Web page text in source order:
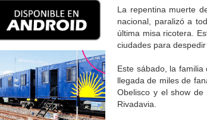
La repentina muerte
nacional, paralizó a
última misa ricotera.
ciudades para
Este sábado, la
llegada de miles de
Obelisco y el show de
Rivadavia.